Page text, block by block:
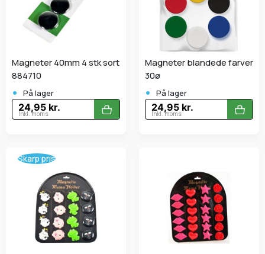
Magneter 40mm 4 stk sort
884710
• På lager
24,95 kr.
Inkl. moms
Magneter blandede farver
30ø
• På lager
24,95 kr.
Inkl. moms
Skarp pris